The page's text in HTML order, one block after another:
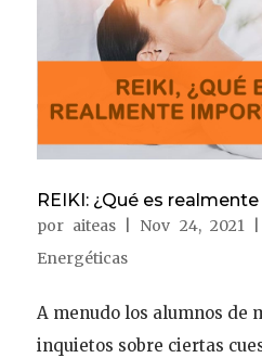
REIKI: ¿Qué es
por aiteas| Nov 24, 2021|
Energéticas
A menudo los alumnos de
inquietos sobre ciertas